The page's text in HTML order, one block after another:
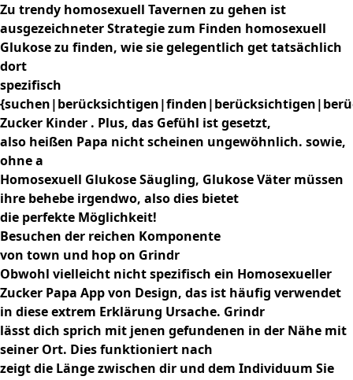
Zu trendy homosexuell Tavernen zu gehen ist
ausgezeichneter Strategie zum Finden homosexuell
Glukose zu finden, wie sie gelegentlich get tatsächlich
dort
spezifisch
Zucker Kinder . Plus, das Gefühl ist gesetzt,
also heißen Papa nicht scheinen ungewöhnlich. sowie,
ohne a
Homosexuell Glukose Säugling, Glukose Väter müssen
ihre behebe irgendwo, also dies bietet
die perfekte Möglichkeit!
Besuchen der reichen Komponente
von town und hop on Grindr
Obwohl vielleicht nicht spezifisch ein Homosexueller
Zucker Papa App von Design, das ist häufig verwendet
in diese extrem Erklärung Ursache. Grindr
lässt dich sprich mit jenen gefundenen in der Nähe mit
seiner Ort. Dies funktioniert nach
zeigt die Länge zwischen dir und dem Individuum Sie